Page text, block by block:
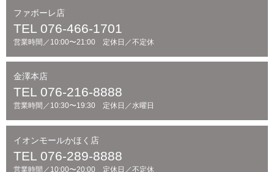
ファボーレ店
TEL 076-466-1701
営業時間／10:00〜21:00 定休日／不定休
金澤本店
TEL 076-216-8888
営業時間／10:30〜19:30 定休日／水曜日
イオンモールかほく店
TEL 076-289-8888
営業時間／10:00〜20:00 定休日／不定休